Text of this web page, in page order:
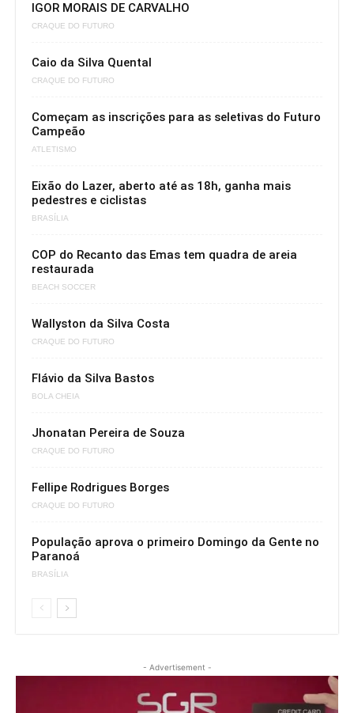
IGOR MORAIS DE CARVALHO
CRAQUE DO FUTURO
Caio da Silva Quental
CRAQUE DO FUTURO
Começam as inscrições para as seletivas do Futuro
Campeão
ATLETISMO
Eixão do Lazer, aberto até as 18h, ganha mais
pedestres e ciclistas
BRASÍLIA
COP do Recanto das Emas tem quadra de areia
restaurada
BEACH SOCCER
Wallyston da Silva Costa
CRAQUE DO FUTURO
Flávio da Silva Bastos
BOLA CHEIA
Jhonatan Pereira de Souza
CRAQUE DO FUTURO
Fellipe Rodrigues Borges
CRAQUE DO FUTURO
População aprova o primeiro Domingo da Gente no
Paranoá
BRASÍLIA
- Advertisement -